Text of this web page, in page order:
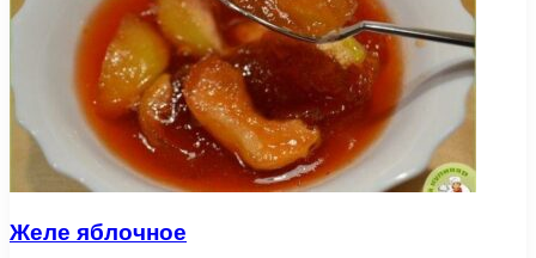
Желе яблочное